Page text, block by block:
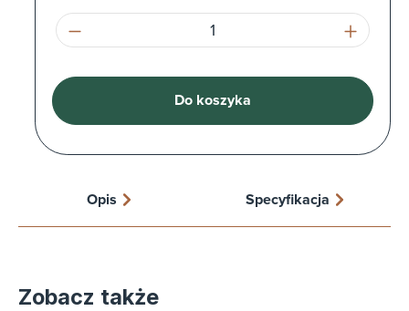
Ilość produktu: Wprowadź żądaną
Do koszyka
Opis Specyfikacja
Zobacz także